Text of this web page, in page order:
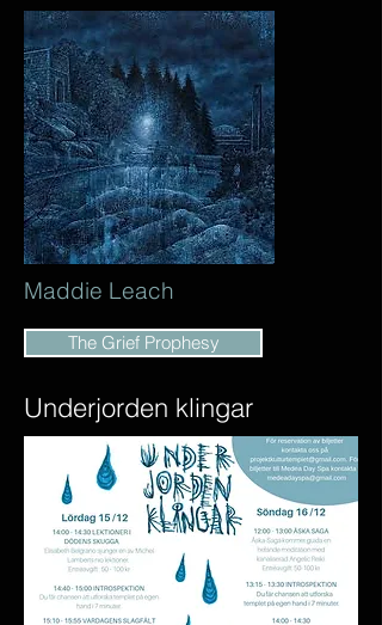
Underjorden klingar
The Grief Prophesy
Maddie Leach